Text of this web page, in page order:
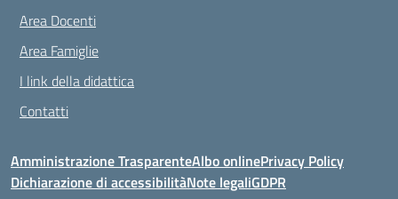
Area Docenti
Area Famiglie
I link della didattica
Contatti
Amministrazione TrasparenteAlbo onlinePrivacy Policy
Dichiarazione di accessibilitàNote legaliGDPR